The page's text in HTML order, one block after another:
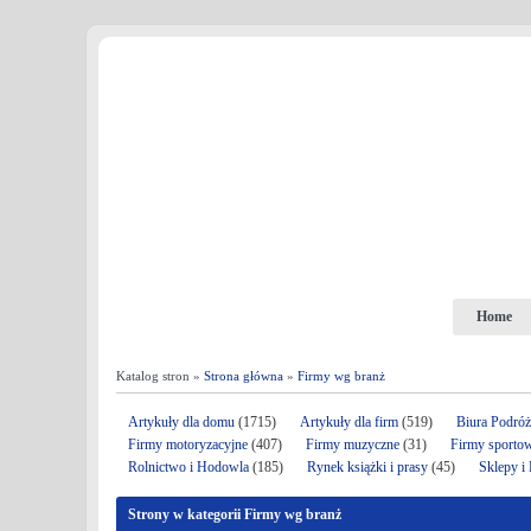
Home
Katalog stron » Strona główna » Firmy wg branż
Artykuły dla domu (1715) Artykuły dla firm (519)
Biura
Firmy motoryzacyjne (407) Firmy muzyczne (31)
Firmy
Rolnictwo i Hodowla (185) Rynek książki i prasy (45) Sklepy i
Strony w kategorii Firmy wg branż